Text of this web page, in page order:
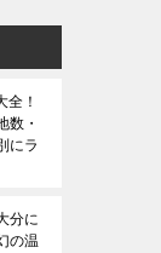
全！
数・
にラ
分に
の温